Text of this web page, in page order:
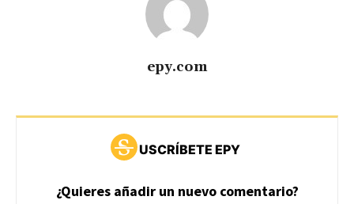
epy.com
USCRÍBETE EPY
¿Quieres añadir un nuevo comentario?